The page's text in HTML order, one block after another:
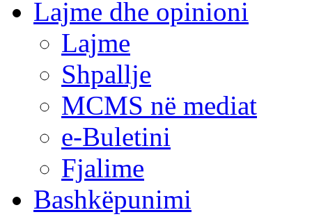
Lajme dhe opinioni
Lajme
Shpallje
MCMS në mediat
e-Buletini
Fjalime
Bashkëpunimi